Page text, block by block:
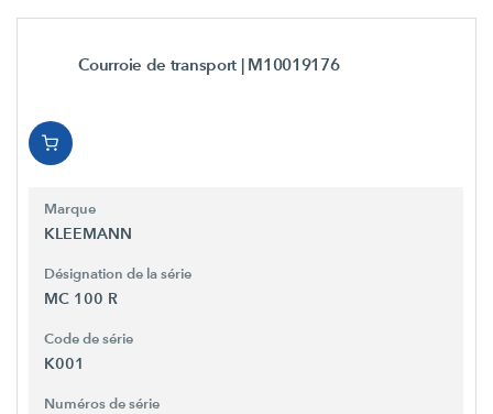
Courroie de transport | M10019176
Marque
KLEEMANN
Désignation de la série
MC 100 R
Code de série
K001
Numéros de série